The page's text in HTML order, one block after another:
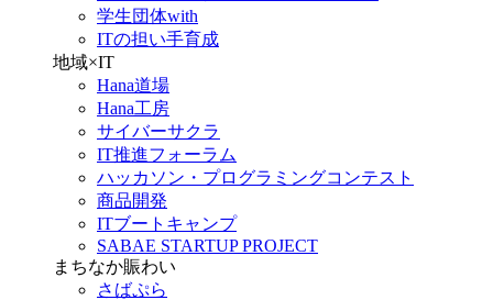
学生団体with
ITの担い手育成
地域×IT
Hana道場
Hana工房
サイバーサクラ
IT推進フォーラム
ハッカソン・プログラミングコンテスト
商品開発
ITブートキャンプ
SABAE STARTUP PROJECT
まちなか賑わい
さばぷら